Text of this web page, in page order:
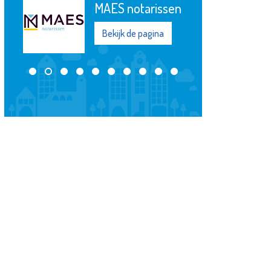
Advies
Bekijk de pagina